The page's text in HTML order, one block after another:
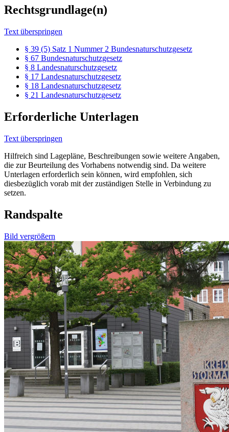
Rechtsgrundlage(n)
Text überspringen
§ 39 (5) Satz 1 Nummer 2 Bundesnaturschutzgesetz
§ 67 Bundesnaturschutzgesetz
§ 8 Landesnaturschutzgesetz
§ 17 Landesnaturschutzgesetz
§ 18 Landesnaturschutzgesetz
§ 21 Landesnaturschutzgesetz
Erforderliche Unterlagen
Text überspringen
Hilfreich sind Lagepläne, Beschreibungen sowie weitere Angaben,
die zur Beurteilung des Vorhabens notwendig sind. Da weitere
Unterlagen erforderlich sein können, wird empfohlen, sich
diesbezüglich vorab mit der zuständigen Stelle in Verbindung zu
setzen.
Randspalte
Bild vergrößern